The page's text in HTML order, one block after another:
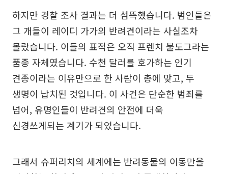
하지만 경찰 조사 결과는 더 섬뜩했습니다. 범인들은
그 개들이 레이디 가가의 반려견이라는 사실조차
몰랐습니다. 이들의 표적은 오직 프렌치 불도그라는
품종 자체였습니다. 수천 달러를 호가하는 인기
견종이라는 이유만으로 한 사람이 총에 맞고, 두
생명이 납치된 것입니다. 이 사건은 단순한 범죄를
넘어, 유명인들이 반려견의 안전에 더욱
신경쓰게되는 계기가 되었습니다.
그래서 슈퍼리치의 세계에는 반려동물의 이동만을